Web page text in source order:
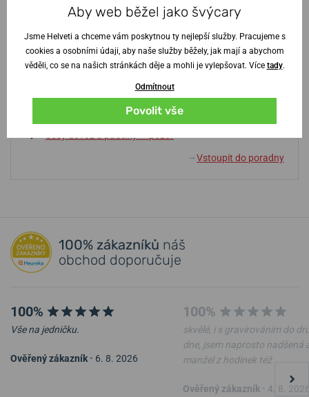
Tipy z poradny
Baterie nebo automat? Výhody a nevýhody
Na co si dát pozor při výběru hodinek?
Vodotěsnost? Jak se v tom vyznat
Šedý dovoz a padělky — pozor
↓ Vstoupit do poradny
100% zákazníků náš
obchod doporučuje
100%
Vše na jedničku.
Ověřený zákazník • 6. 8. 2026
100%
skvělé, i s gravírováním do
dne, jsem naprosto nadšená
manžel z hodinek též
Ověřený zákazník 4. 8.
Aby web běžel jako švýcary
Jsme Helveti a chceme vám poskytnou ty nejlepší služby. Pracujeme s
cookies a osobními údaji, aby naše služby běžely, jak mají a abychom
věděli, co se na našich stránkách děje a mohli je vylepšovat. Více tady.
Odmítnout
Povolit vše